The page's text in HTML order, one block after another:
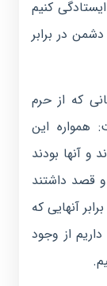
ایستادگی کنیم
در برابر
که از حرم
همواره این
و آنها بودند
قصد داشتند
آنهایی که
از وجود